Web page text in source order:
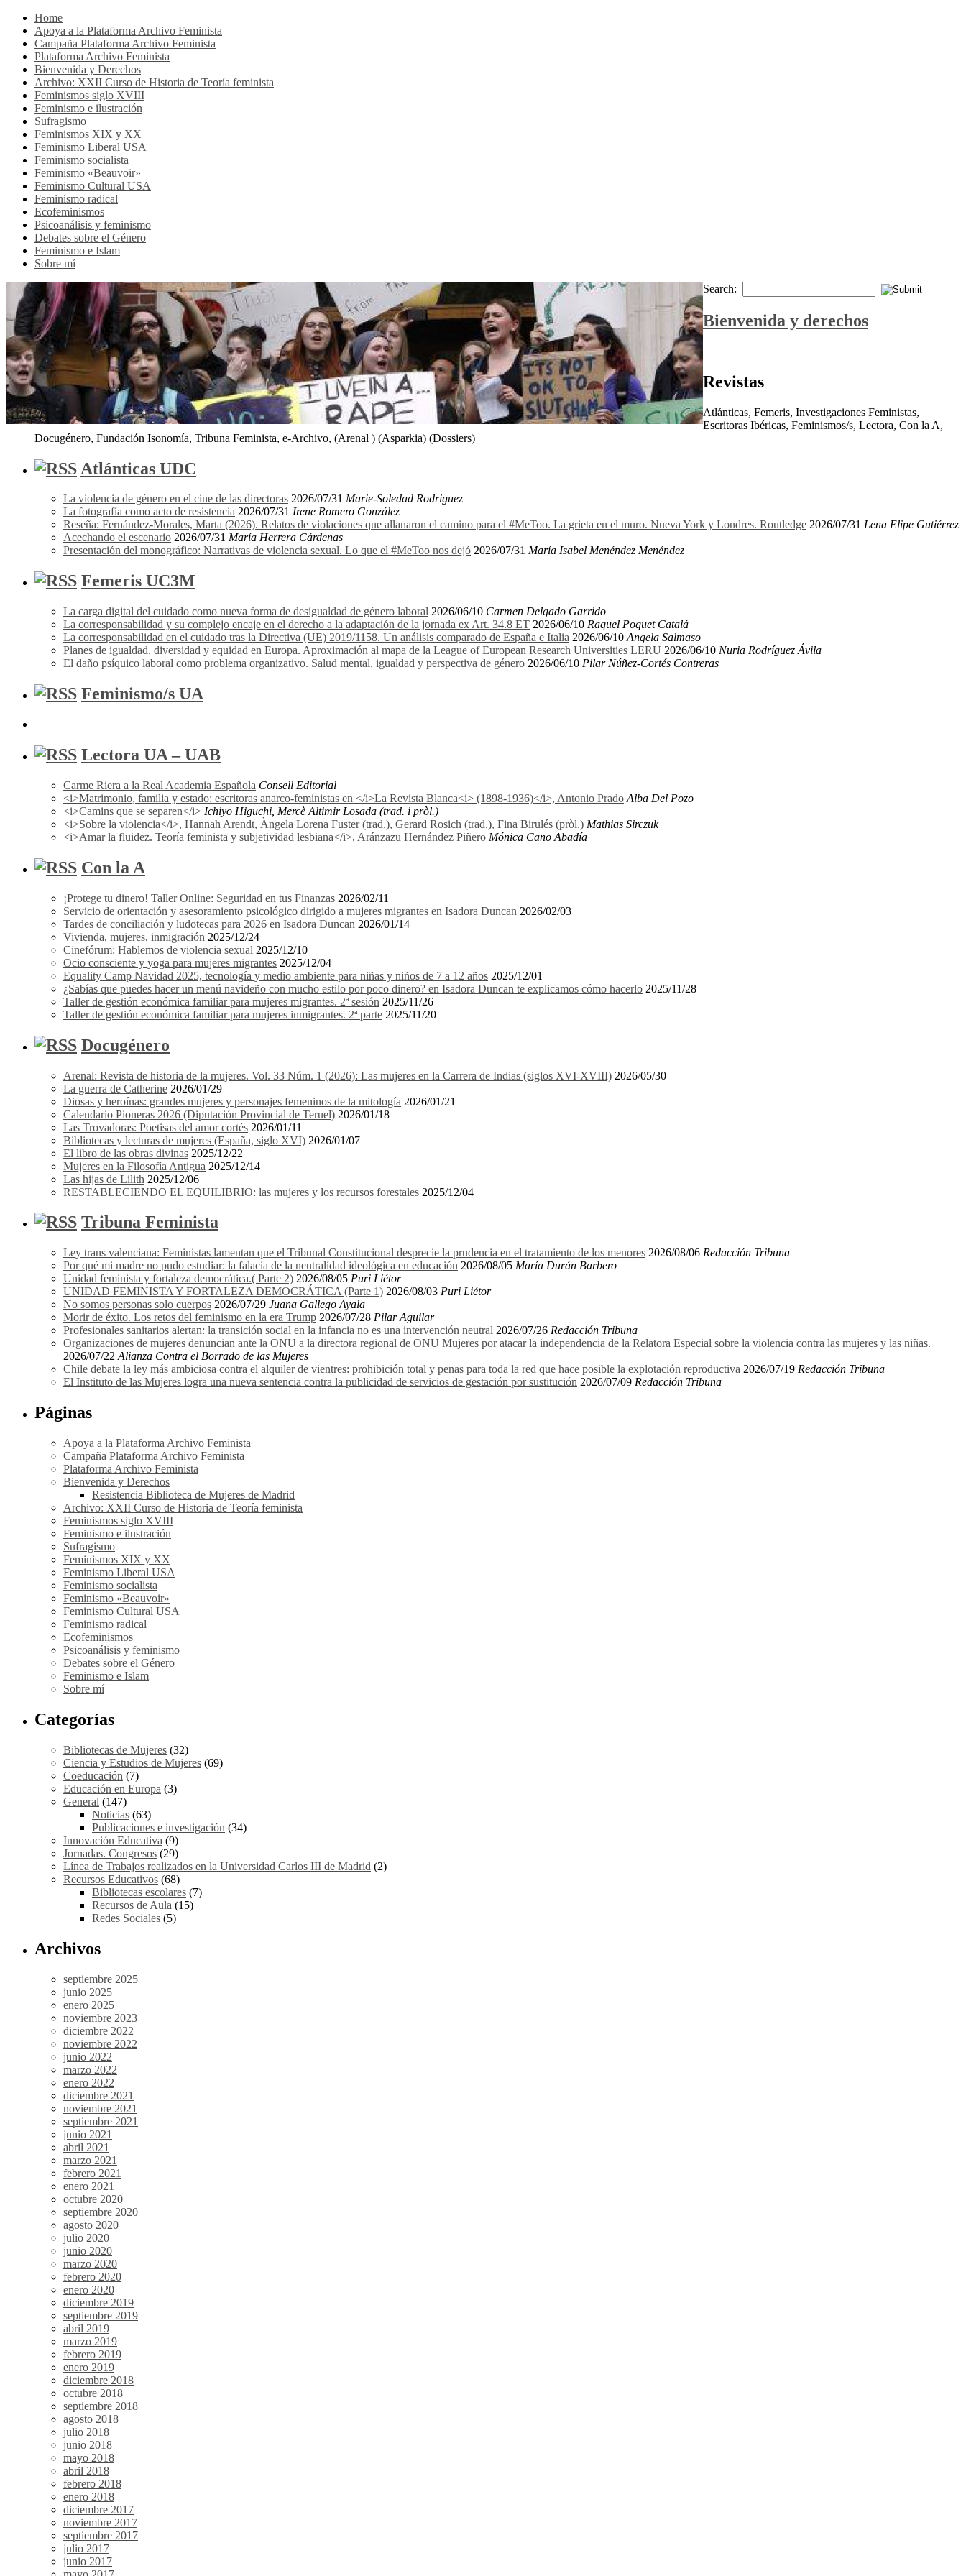
Home
Apoya a la Plataforma Archivo Feminista
Campaña Plataforma Archivo Feminista
Plataforma Archivo Feminista
Bienvenida y Derechos
Archivo: XXII Curso de Historia de Teoría feminista
Feminismos siglo XVIII
Feminismo e ilustración
Sufragismo
Feminismos XIX y XX
Feminismo Liberal USA
Feminismo socialista
Feminismo «Beauvoir»
Feminismo Cultural USA
Feminismo radical
Ecofeminismos
Psicoanálisis y feminismo
Debates sobre el Género
Feminismo e Islam
Sobre mí
Search:
Bienvenida y derechos
Revistas
Atlánticas, Femeris, Investigaciones Feministas,
Escritoras Ibéricas, Feminismos/s, Lectora, Con la A,
Docugénero, Fundación Isonomía, Tribuna Feminista, e-Archivo, (Arenal ) (Asparkia) (Dossiers)
Atlánticas UDC
La violencia de género en el cine de las directoras 2026/07/31 Marie-Soledad Rodriguez
La fotografía como acto de resistencia 2026/07/31 Irene Romero González
Reseña: Fernández-Morales, Marta (2026). Relatos de violaciones que allanaron el camino para el #MeToo. La grieta en el muro. Nueva York y Londres. Routledge 2026/07/31 Lena Elipe Gutiérrez
Acechando el escenario 2026/07/31 María Herrera Cárdenas
Presentación del monográfico: Narrativas de violencia sexual. Lo que el #MeToo nos dejó 2026/07/31 María Isabel Menéndez Menéndez
Femeris UC3M
La carga digital del cuidado como nueva forma de desigualdad de género laboral 2026/06/10 Carmen Delgado Garrido
La corresponsabilidad y su complejo encaje en el derecho a la adaptación de la jornada ex Art. 34.8 ET 2026/06/10 Raquel Poquet Catalá
La corresponsabilidad en el cuidado tras la Directiva (UE) 2019/1158. Un análisis comparado de España e Italia 2026/06/10 Angela Salmaso
Planes de igualdad, diversidad y equidad en Europa. Aproximación al mapa de la League of European Research Universities LERU 2026/06/10 Nuria Rodríguez Ávila
El daño psíquico laboral como problema organizativo. Salud mental, igualdad y perspectiva de género 2026/06/10 Pilar Núñez-Cortés Contreras
Feminismo/s UA
Lectora UA – UAB
Carme Riera a la Real Academia Española Consell Editorial
<i>Matrimonio, familia y estado: escritoras anarco-feministas en </i>La Revista Blanca<i> (1898-1936)</i>, Antonio Prado Alba Del Pozo
<i>Camins que se separen</i> Ichiyo Higuchi, Mercè Altimir Losada (trad. i pròl.)
<i>Sobre la violencia</i>, Hannah Arendt, Àngela Lorena Fuster (trad.), Gerard Rosich (trad.), Fina Birulés (pròl.) Mathias Sirczuk
<i>Amar la fluidez. Teoría feminista y subjetividad lesbiana</i>, Aránzazu Hernández Piñero Mónica Cano Abadía
Con la A
¡Protege tu dinero! Taller Online: Seguridad en tus Finanzas 2026/02/11
Servicio de orientación y asesoramiento psicológico dirigido a mujeres migrantes en Isadora Duncan 2026/02/03
Tardes de conciliación y ludotecas para 2026 en Isadora Duncan 2026/01/14
Vivienda, mujeres, inmigración 2025/12/24
Cinefórum: Hablemos de violencia sexual 2025/12/10
Ocio consciente y yoga para mujeres migrantes 2025/12/04
Equality Camp Navidad 2025, tecnología y medio ambiente para niñas y niños de 7 a 12 años 2025/12/01
¿Sabías que puedes hacer un menú navideño con mucho estilo por poco dinero? en Isadora Duncan te explicamos cómo hacerlo 2025/11/28
Taller de gestión económica familiar para mujeres migrantes. 2ª sesión 2025/11/26
Taller de gestión económica familiar para mujeres inmigrantes. 2ª parte 2025/11/20
Docugénero
Arenal: Revista de historia de la mujeres. Vol. 33 Núm. 1 (2026): Las mujeres en la Carrera de Indias (siglos XVI-XVIII) 2026/05/30
La guerra de Catherine 2026/01/29
Diosas y heroínas: grandes mujeres y personajes femeninos de la mitología 2026/01/21
Calendario Pioneras 2026 (Diputación Provincial de Teruel) 2026/01/18
Las Trovadoras: Poetisas del amor cortés 2026/01/11
Bibliotecas y lecturas de mujeres (España, siglo XVI) 2026/01/07
El libro de las obras divinas 2025/12/22
Mujeres en la Filosofía Antigua 2025/12/14
Las hijas de Lilith 2025/12/06
RESTABLECIENDO EL EQUILIBRIO: las mujeres y los recursos forestales 2025/12/04
Tribuna Feminista
Ley trans valenciana: Feministas lamentan que el Tribunal Constitucional desprecie la prudencia en el tratamiento de los menores 2026/08/06 Redacción Tribuna
Por qué mi madre no pudo estudiar: la falacia de la neutralidad ideológica en educación 2026/08/05 María Durán Barbero
Unidad feminista y fortaleza democrática.( Parte 2) 2026/08/05 Puri Liétor
UNIDAD FEMINISTA Y FORTALEZA DEMOCRÁTICA (Parte 1) 2026/08/03 Puri Liétor
No somos personas solo cuerpos 2026/07/29 Juana Gallego Ayala
Morir de éxito. Los retos del feminismo en la era Trump 2026/07/28 Pilar Aguilar
Profesionales sanitarios alertan: la transición social en la infancia no es una intervención neutral 2026/07/26 Redacción Tribuna
Organizaciones de mujeres denuncian ante la ONU a la directora regional de ONU Mujeres por atacar la independencia de la Relatora Especial sobre la violencia contra las mujeres y las niñas.
2026/07/22 Alianza Contra el Borrado de las Mujeres
Chile debate la ley más ambiciosa contra el alquiler de vientres: prohibición total y penas para toda la red que hace posible la explotación reproductiva 2026/07/19 Redacción Tribuna
El Instituto de las Mujeres logra una nueva sentencia contra la publicidad de servicios de gestación por sustitución 2026/07/09 Redacción Tribuna
Páginas
Apoya a la Plataforma Archivo Feminista
Campaña Plataforma Archivo Feminista
Plataforma Archivo Feminista
Bienvenida y Derechos
Resistencia Biblioteca de Mujeres de Madrid
Archivo: XXII Curso de Historia de Teoría feminista
Feminismos siglo XVIII
Feminismo e ilustración
Sufragismo
Feminismos XIX y XX
Feminismo Liberal USA
Feminismo socialista
Feminismo «Beauvoir»
Feminismo Cultural USA
Feminismo radical
Ecofeminismos
Psicoanálisis y feminismo
Debates sobre el Género
Feminismo e Islam
Sobre mí
Categorías
Bibliotecas de Mujeres (32)
Ciencia y Estudios de Mujeres (69)
Coeducación (7)
Educación en Europa (3)
General (147)
Noticias (63)
Publicaciones e investigación (34)
Innovación Educativa (9)
Jornadas. Congresos (29)
Línea de Trabajos realizados en la Universidad Carlos III de Madrid (2)
Recursos Educativos (68)
Bibliotecas escolares (7)
Recursos de Aula (15)
Redes Sociales (5)
Archivos
septiembre 2025
junio 2025
enero 2025
noviembre 2023
diciembre 2022
noviembre 2022
junio 2022
marzo 2022
enero 2022
diciembre 2021
noviembre 2021
septiembre 2021
junio 2021
abril 2021
marzo 2021
febrero 2021
enero 2021
octubre 2020
septiembre 2020
agosto 2020
julio 2020
junio 2020
marzo 2020
febrero 2020
enero 2020
diciembre 2019
septiembre 2019
abril 2019
marzo 2019
febrero 2019
enero 2019
diciembre 2018
octubre 2018
septiembre 2018
agosto 2018
julio 2018
junio 2018
mayo 2018
abril 2018
febrero 2018
enero 2018
diciembre 2017
noviembre 2017
septiembre 2017
julio 2017
junio 2017